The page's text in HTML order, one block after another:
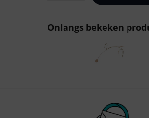
Onlangs bekeken